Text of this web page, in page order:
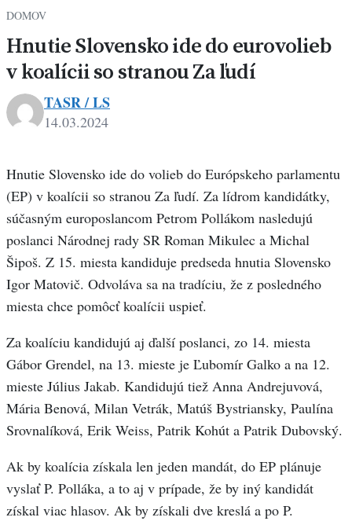
DOMOV
Hnutie Slovensko ide do eurovolieb
v koalícii so stranou Za ľudí
TASR / LS
14.03.2024
Hnutie Slovensko ide do volieb do Európskeho parlamentu
(EP) v koalícii so stranou Za ľudí. Za lídrom kandidátky,
súčasným europoslancom Petrom Pollákom nasledujú
poslanci Národnej rady SR Roman Mikulec a Michal
Šipoš. Z 15. miesta kandiduje predseda hnutia Slovensko
Igor Matovič. Odvoláva sa na tradíciu, že z posledného
miesta chce pomôcť koalícii uspieť.
Za koalíciu kandidujú aj ďalší poslanci, zo 14. miesta
Gábor Grendel, na 13. mieste je Ľubomír Galko a na 12.
mieste Július Jakab. Kandidujú tiež Anna Andrejuvová,
Mária Benová, Milan Vetrák, Matúš Bystriansky, Paulína
Srovnalíková, Erik Weiss, Patrik Kohút a Patrik Dubovský.
Ak by koalícia získala len jeden mandát, do EP plánuje
vyslať P. Polláka, a to aj v prípade, že by iný kandidát
získal viac hlasov. Ak by získali dve kreslá a po P.